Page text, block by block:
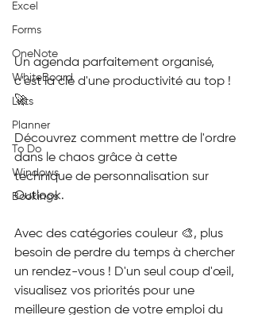
Excel
Forms
OneNote
WhiteBoard
Lists
Planner
To Do
Windows
Bookings
Un agenda parfaitement organisé,
c'est la clé d'une productivité au top !
🚀
Découvrez comment mettre de l'ordre
dans le chaos grâce à cette
technique de personnalisation sur
Outlook.
Avec des catégories couleur 🎨, plus
besoin de perdre du temps à chercher
un rendez-vous ! D'un seul coup d'œil,
visualisez vos priorités pour une
meilleure gestion de votre emploi du